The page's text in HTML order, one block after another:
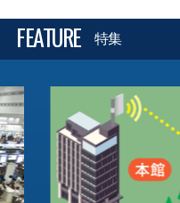
FEATURE 特集